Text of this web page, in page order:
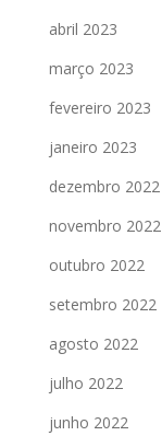
abril 2023
março 2023
fevereiro 2023
janeiro 2023
dezembro 2022
novembro 2022
outubro 2022
setembro 2022
agosto 2022
julho 2022
junho 2022